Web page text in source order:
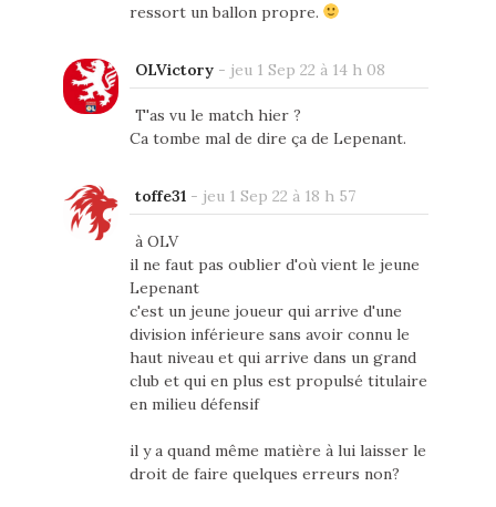
ressort un ballon propre.
OLVictory- jeu 1 Sep 22 à 14 h 08
T'as vu le match hier ?
Ca tombe mal de dire ça de Lepenant.
toffe31 - jeu 1 Sep 22 à 18 h 57
à OLV
il ne faut pas oublier d'où vient le jeune
Lepenant
c'est un jeune joueur qui arrive d'une
division inférieure sans avoir connu le
haut niveau et qui arrive dans un grand
club et qui en plus est propulsé titulaire
en milieu défensif
il y a quand même matière à lui laisser le
droit de faire quelques erreurs non?